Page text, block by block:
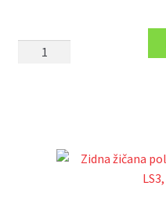
Dozator
količina